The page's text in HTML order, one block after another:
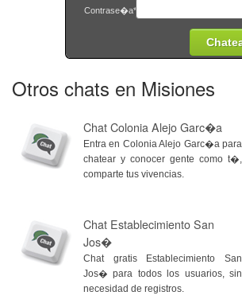
Contrase�a*
Otros chats en Misiones
Chat Colonia Alejo Garc�a
Entra en Colonia Alejo Garc�a para
chatear y conocer gente como t�,
comparte tus vivencias.
Chat Establecimiento San
Jos�
Chat gratis Establecimiento San
Jos� para todos los usuarios, sin
necesidad de registros.